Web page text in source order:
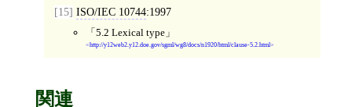
[15] ISO/IEC 10744:1997
5.2 Lexical type
http://y12web2.y12.doe.gov/sgml/wg8/docs/n1920/html/clause-5.2.html
関連